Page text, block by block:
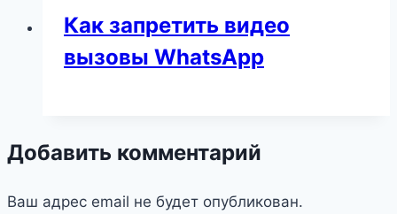
Как запретить видео
вызовы WhatsApp
Добавить комментарий
Ваш адрес email не будет опубликован.